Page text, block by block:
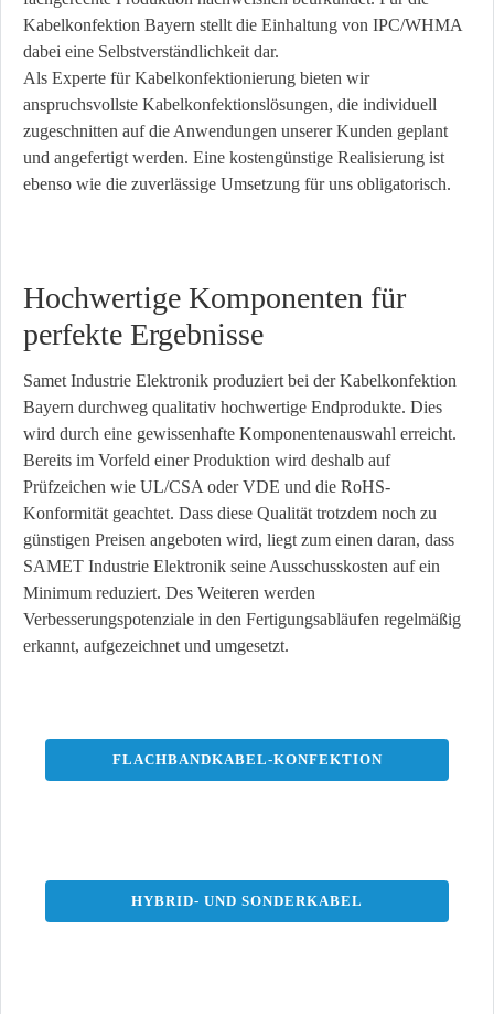
Kabelkonfektion Bayern stellt die Einhaltung von IPC/WHMA
dabei eine Selbstverständlichkeit dar.
Als Experte für Kabelkonfektionierung bieten wir
anspruchsvollste Kabelkonfektionslösungen, die individuell
zugeschnitten auf die Anwendungen unserer Kunden geplant
und angefertigt werden. Eine kostengünstige Realisierung ist
ebenso wie die zuverlässige Umsetzung für uns obligatorisch.
Hochwertige Komponenten für
perfekte Ergebnisse
Samet Industrie Elektronik produziert bei der Kabelkonfektion
Bayern durchweg qualitativ hochwertige Endprodukte. Dies
wird durch eine gewissenhafte Komponentenauswahl erreicht.
Bereits im Vorfeld einer Produktion wird deshalb auf
Prüfzeichen wie UL/CSA oder VDE und die RoHS-
Konformität geachtet. Dass diese Qualität trotzdem noch zu
günstigen Preisen angeboten wird, liegt zum einen daran, dass
SAMET Industrie Elektronik seine Ausschusskosten auf ein
Minimum reduziert. Des Weiteren werden
Verbesserungspotenziale in den Fertigungsabläufen regelmäßig
erkannt, aufgezeichnet und umgesetzt.
FLACHBANDKABEL-KONFEKTION
HYBRID- UND SONDERKABEL